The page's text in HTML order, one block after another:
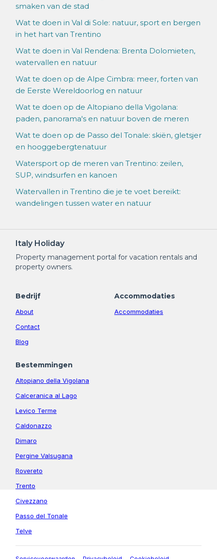
smaken van de stad
Wat te doen in Val di Sole: natuur, sport en bergen
in het hart van Trentino
Wat te doen in Val Rendena: Brenta Dolomieten,
watervallen en natuur
Wat te doen op de Alpe Cimbra: meer, forten van
de Eerste Wereldoorlog en natuur
Wat te doen op de Altopiano della Vigolana:
paden, panorama's en natuur boven de meren
Wat te doen op de Passo del Tonale: skiën, gletsjer
en hooggebergtenatuur
Watersport op de meren van Trentino: zeilen,
SUP, windsurfen en kanoen
Watervallen in Trentino die je te voet bereikt:
wandelingen tussen water en natuur
Italy Holiday
Property management portal for vacation rentals and
property owners.
Bedrijf
About
Contact
Blog
Accommodaties
Accommodaties
Bestemmingen
Altopiano della Vigolana
Calceranica al Lago
Levico Terme
Caldonazzo
Dimaro
Pergine Valsugana
Rovereto
Trento
Civezzano
Passo del Tonale
Telve